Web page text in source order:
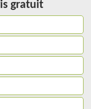
gratuit